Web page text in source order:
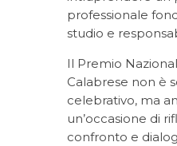
professionale
studio e
Il Premio
Calabrese non è
celebrativo, ma
un’occasione di
confronto e